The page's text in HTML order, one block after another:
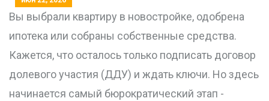
Вы выбрали квартиру в новостройке, одобрена
ипотека или собраны собственные средства.
Кажется, что осталось только подписать договор
долевого участия (ДДУ) и ждать ключи. Но здесь
начинается самый бюрократический этап -